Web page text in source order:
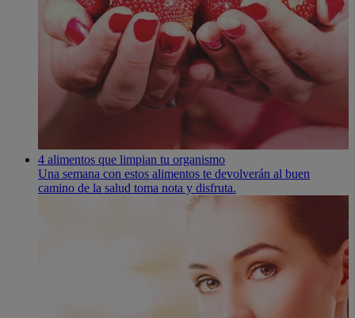
4 alimentos que limpian tu organismo
Una semana con estos alimentos te devolverán al buen
camino de la salud toma nota y disfruta.